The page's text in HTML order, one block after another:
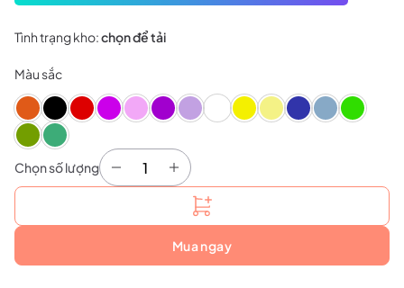
Tình trạng kho:chọn để tải
Màu sắc
Chọn số lượng
QUẤN CÁN VỢT APAVI AG168 số lượng
Mua ngay